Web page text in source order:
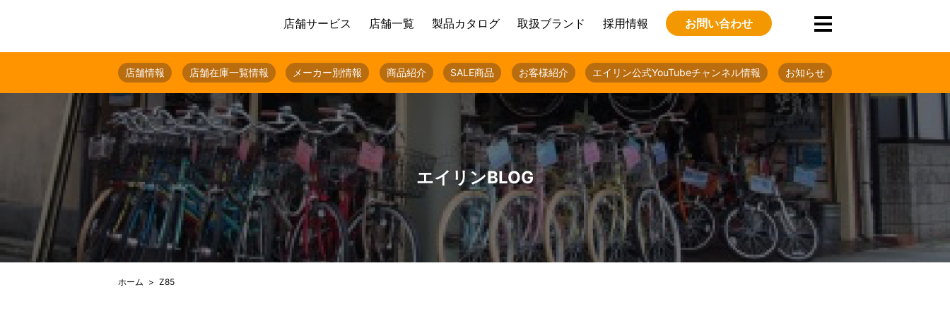
店舗サービス 店舗一覧 製品カタログ 取扱ブランド 採用情報 お問い合わせ
店舗情報 店舗在庫一覧情報 メーカー別情報 商品紹介 SALE商品 お客様紹介 エイリン公式YouTubeチャンネル情報 お知らせ
エイリンBLOG
ホーム Z85